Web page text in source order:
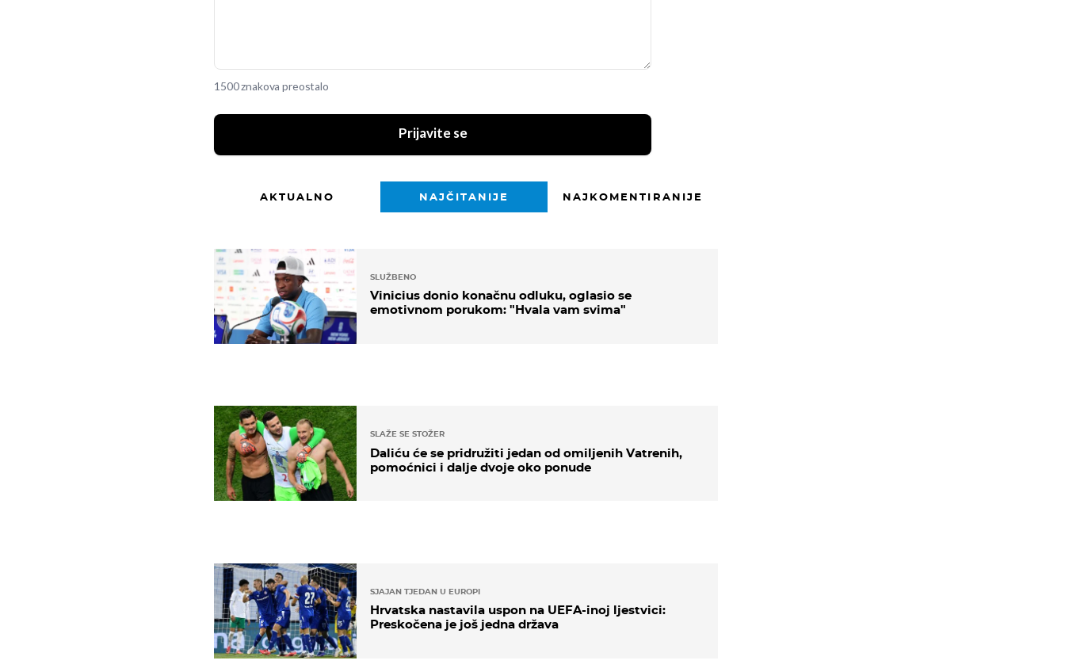
1500 znakova preostalo
Prijavite se
AKTUALNO NAJČITANIJE NAJKOMENTIRANIJE
SLUŽBENO
Vinicius donio konačnu odluku, oglasio se
emotivnom porukom: "Hvala vam svima"
SLAŽE SE STOŽER
Daliću će se pridružiti jedan od omiljenih Vatrenih,
pomoćnici i dalje dvoje oko ponude
SJAJAN TJEDAN U EUROPI
Hrvatska nastavila uspon na UEFA-inoj ljestvici:
Preskočena je još jedna država